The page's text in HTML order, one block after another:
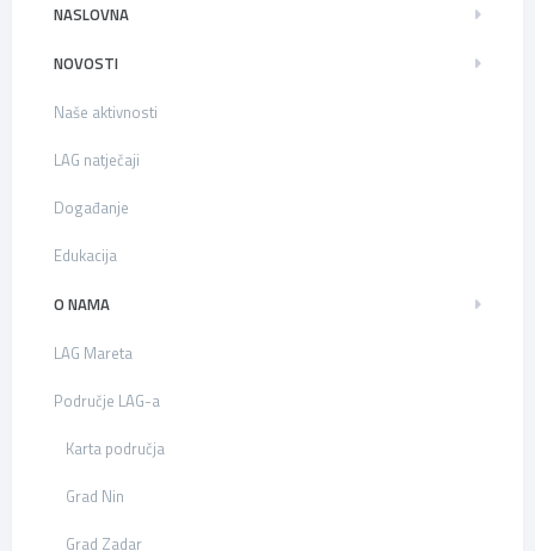
NASLOVNA
NOVOSTI
Naše aktivnosti
LAG natječaji
Događanje
Edukacija
O NAMA
LAG Mareta
Područje LAG-a
Karta područja
Grad Nin
Grad Zadar